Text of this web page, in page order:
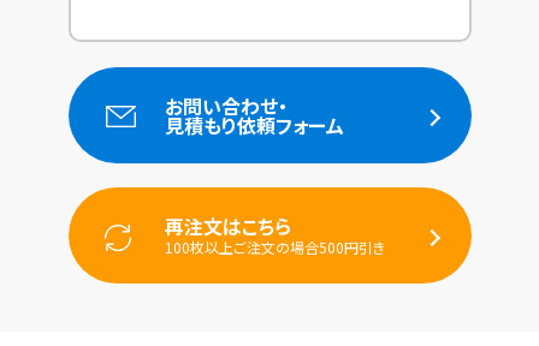
お問い合わせ・
見積もり依頼フォーム
再注文はこちら
100枚以上ご注文の場合500円引き